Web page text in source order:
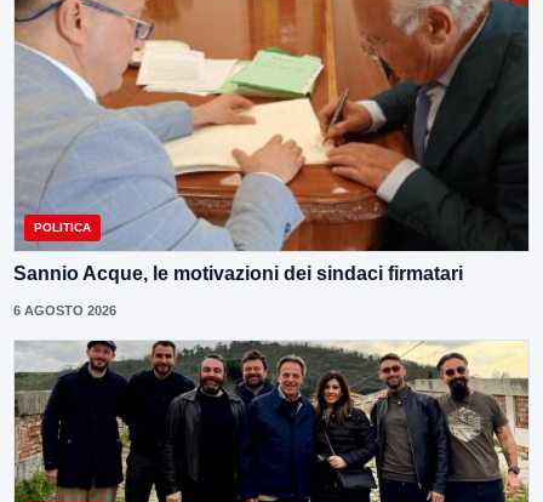
POLITICA
Sannio Acque, le motivazioni dei sindaci firmatari
6 AGOSTO 2026